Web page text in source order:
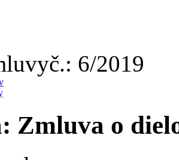
č.: 6/2019
Zmluva o